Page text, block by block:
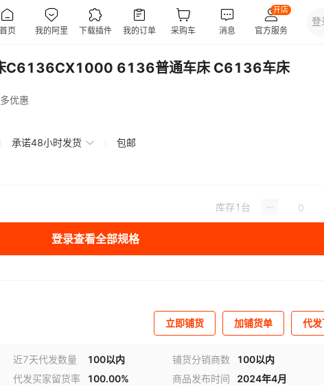
C6136CX1000 6136普通车床 C6136车床
优惠
承诺48小时发货 包邮
库存1 台
登录查看全部规格
立即铺货 加铺货单 代
近7天代发数量 100以内 铺货分销商数
100以内
代发买家留货率 100.00% 商品发布时间 2024年4月